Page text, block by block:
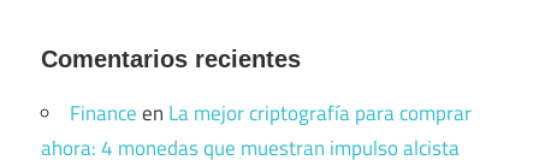
Comentarios recientes
Financeen La mejor criptografía para comprar
ahora: 4 monedas que muestran impulso alcista